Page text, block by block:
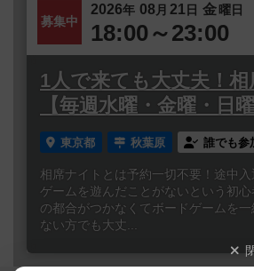
募集中
2026年 08 月 21日 金曜日
18:00～23:00
1人で来ても大丈夫！相
【毎週水曜・金曜・日曜
東京都 秋葉原 誰でも参
相席ナイトとは予約一切不要！途中
ゲームを遊んだことがないという初
の都合がつかなくてボードゲームを
ない方でも大丈...